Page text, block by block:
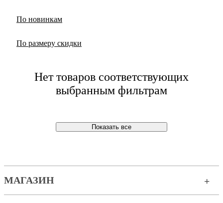
По новинкам
По размеру скидки
Нет товаров соответствующих
выбранным фильтрам
Показать все
МАГАЗИН